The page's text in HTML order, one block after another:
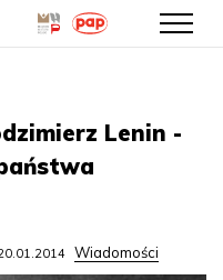
Lenin -
Wiadomości